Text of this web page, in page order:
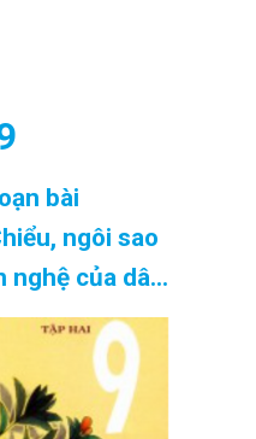
bài
ngôi sao
nghệ của dân
xác nhất